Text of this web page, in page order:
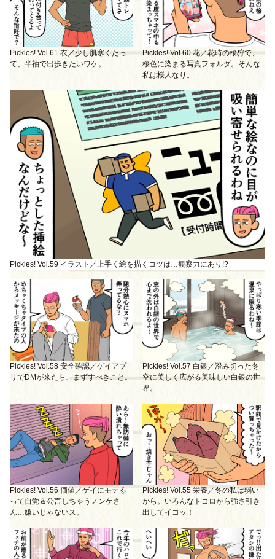
Pickles! Vol.61 衣／少し肌寒くたっ
て、半袖で出歩きたいワケ。
Pickles! Vol.60 花／花時の桜狩で、
桜色に染まる写真フォルダ。そんな
私は桜人なり。
Pickles! Vol.59 イラスト／上手く絵を描くコツは…観察力にあり!?
Pickles! Vol.58 安全確認／ゲイアプ
リでDMが来たら、まずすべきこと。
Pickles! Vol.57 白銀／澄み切った冬
空に美しく広がる美味しい白銀の世
界。
Pickles! Vol.56 価値／ゲイにモテる
って自覚＆公言しちゃうノンケさ
ん…嫌いじゃないス。
Pickles! Vol.55 栄養／冬の私は弱い
から。いろんなトコロから強さ引き
出してイコッ！